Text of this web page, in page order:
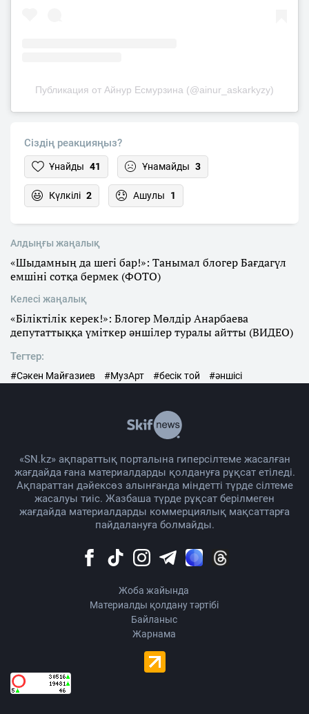
Публикация от Айнур Есмурзина (@ainur_askarkyzy)
Сіздің реакцияңыз?
Ұнайды 41 Ұнамайды 3
Күлкілі 2 Ашулы 1
Алдыңғы жаңалық
«Шыдамның да шегі бар!»: Танымал блогер Бағдагүл
емшіні сотқа бермек (ФОТО)
Келесі жаңалық
«Біліктілік керек!»: Блогер Мөлдір Анарбаева
депутаттыққа үміткер әншілер туралы айтты (ВИДЕО)
Тегтер:
#Сәкен Майғазиев #МузАрт #бесік той #әншісі
«SN.kz» ақпараттық порталына гиперсілтеме жасалған
жағдайда ғана материалдарды қолдануға рұқсат етіледі.
Ақпараттан дәйексөз алынғанда міндетті түрде сілтеме
жасалуы тиіс. Жазбаша түрде рұқсат берілмеген
жағдайда материалдарды коммерциялық мақсаттарға
пайдалануға болмайды.
Жоба жайында
Материалды қолдану тәртібі
Байланыс
Жарнама